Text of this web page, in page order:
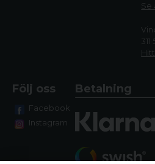
Se
Följ oss
Facebook
Instagram
Betalning